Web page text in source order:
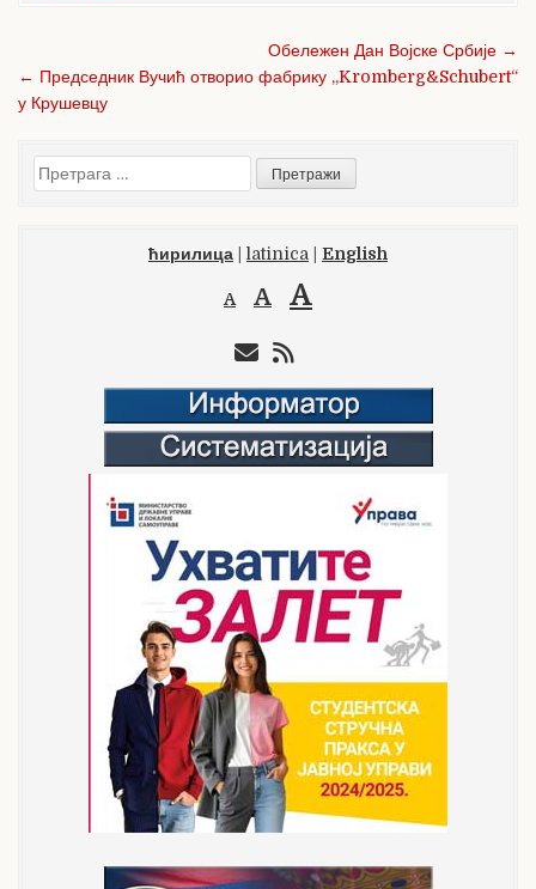
o
k
чланка
Обележен Дан Војске Србије →
← Председник Вучић отворио фабрику „Kromberg&Schubert“
у Крушевцу
Претрага
за:
ћирилица latinica English
A A A